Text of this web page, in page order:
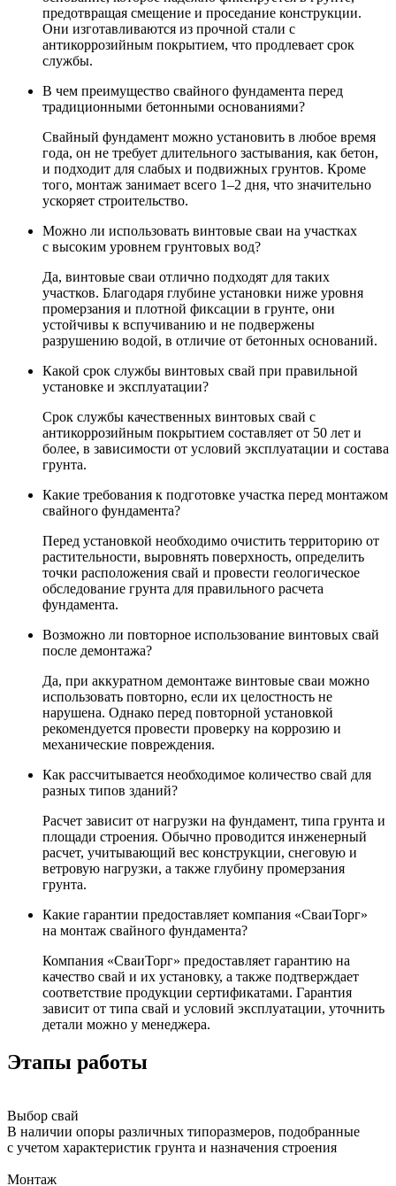
предотвращая смещение и проседание конструкции.
Они изготавливаются из прочной стали с
антикоррозийным покрытием, что продлевает срок
службы.
В чем преимущество свайного фундамента перед
традиционными бетонными основаниями?
Свайный фундамент можно установить в любое время
года, он не требует длительного застывания, как бетон,
и подходит для слабых и подвижных грунтов. Кроме
того, монтаж занимает всего 1–2 дня, что значительно
ускоряет строительство.
Можно ли использовать винтовые сваи на участках
с высоким уровнем грунтовых вод?
Да, винтовые сваи отлично подходят для таких
участков. Благодаря глубине установки ниже уровня
промерзания и плотной фиксации в грунте, они
устойчивы к вспучиванию и не подвержены
разрушению водой, в отличие от бетонных оснований.
Какой срок службы винтовых свай при правильной
установке и эксплуатации?
Срок службы качественных винтовых свай с
антикоррозийным покрытием составляет от 50 лет и
более, в зависимости от условий эксплуатации и состава
грунта.
Какие требования к подготовке участка перед монтажом
свайного фундамента?
Перед установкой необходимо очистить территорию от
растительности, выровнять поверхность, определить
точки расположения свай и провести геологическое
обследование грунта для правильного расчета
фундамента.
Возможно ли повторное использование винтовых свай
после демонтажа?
Да, при аккуратном демонтаже винтовые сваи можно
использовать повторно, если их целостность не
нарушена. Однако перед повторной установкой
рекомендуется провести проверку на коррозию и
механические повреждения.
Как рассчитывается необходимое количество свай для
разных типов зданий?
Расчет зависит от нагрузки на фундамент, типа грунта и
площади строения. Обычно проводится инженерный
расчет, учитывающий вес конструкции, снеговую и
ветровую нагрузки, а также глубину промерзания
грунта.
Какие гарантии предоставляет компания «СваиТорг»
на монтаж свайного фундамента?
Компания «СваиТорг» предоставляет гарантию на
качество свай и их установку, а также подтверждает
соответствие продукции сертификатами. Гарантия
зависит от типа свай и условий эксплуатации, уточнить
детали можно у менеджера.
Этапы работы
Выбор свай
В наличии опоры различных типоразмеров, подобранные
с учетом характеристик грунта и назначения строения
Монтаж